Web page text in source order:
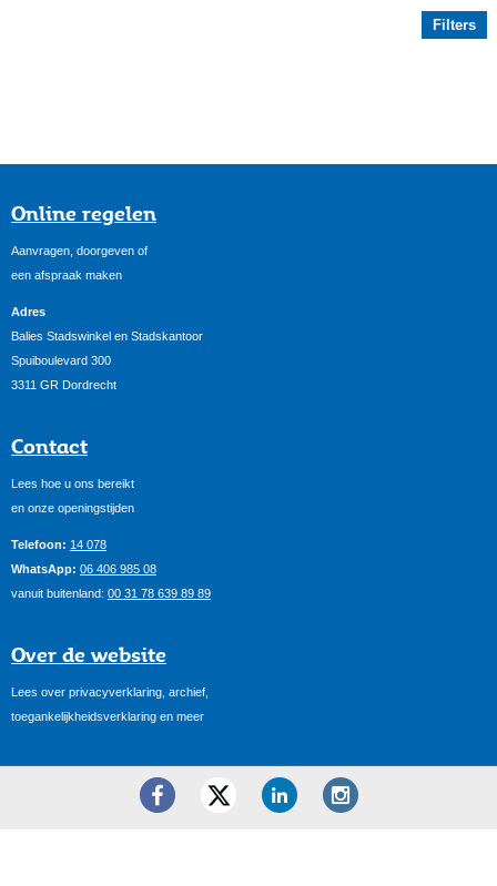
Filters
Online regelen
Aanvragen, doorgeven of
een afspraak maken
Adres
Balies Stadswinkel en Stadskantoor
Spuiboulevard 300
3311 GR Dordrecht
Contact
Lees hoe u ons bereikt
en onze openingstijden
Telefoon: 14 078
WhatsApp: 06 406 985 08
vanuit buitenland: 00 31 78 639 89 89
Over de website
Lees over privacyverklaring, archief,
toegankelijkheidsverklaring en meer